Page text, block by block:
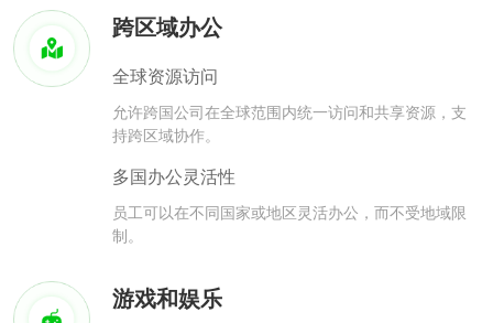
跨区域办公
全球资源访问
允许跨国公司在全球范围内统一访问和共享资源，支
持跨区域协作。
多国办公灵活性
员工可以在不同国家或地区灵活办公，而不受地域限
制。
游戏和娱乐